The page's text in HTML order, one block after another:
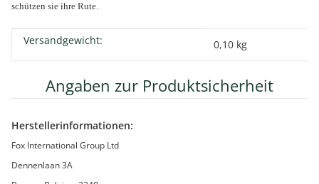
schützen sie ihre Rute.
Produkteigenschaft
Wert
Versandgewicht: 0,10 kg
Angaben zur Produktsicherheit
Herstellerinformationen:
Fox International Group Ltd
Dennenlaan 3A